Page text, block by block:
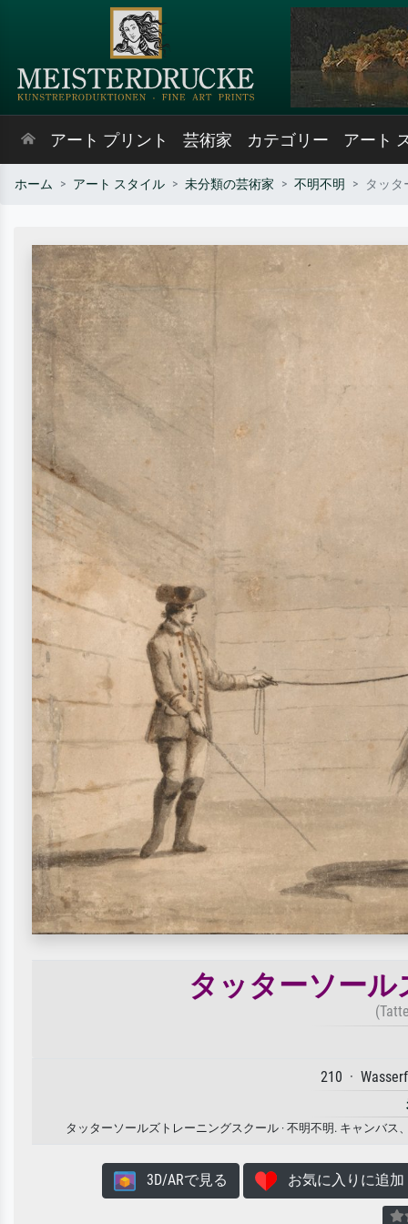
アート プリント 芸術家 カテゴリー アート
ホーム アート スタイル 未分類の芸術家 不明不明 タッ
タッターソー
210 ·
タッターソールズトレーニングスクール · 不明不明. キャンバ
3D/ARで見る お気に入りに追加